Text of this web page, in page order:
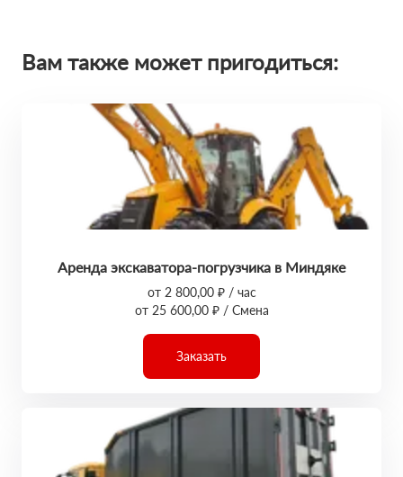
Вам также может пригодиться:
Аренда экскаватора-погрузчика в Миндяке
от 2 800,00 ₽ / час
от 25 600,00 ₽ / Смена
Заказать